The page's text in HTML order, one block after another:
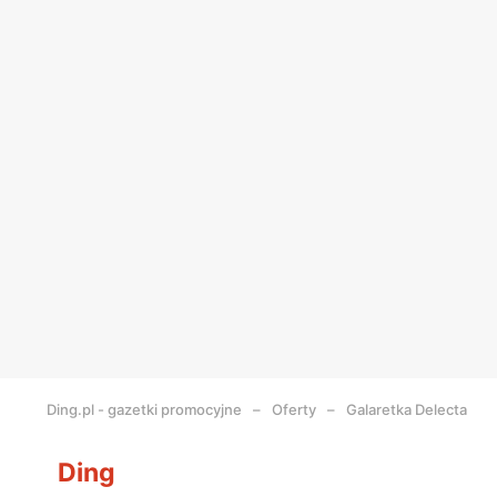
Ding.pl - gazetki promocyjne Oferty Galaretka Delecta
Ding